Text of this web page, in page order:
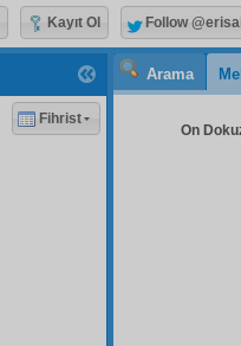
Arama
On
Fihrist
Kayıt Ol Follow